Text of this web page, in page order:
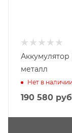
Аккумулятор
металл
Нет в
190 580